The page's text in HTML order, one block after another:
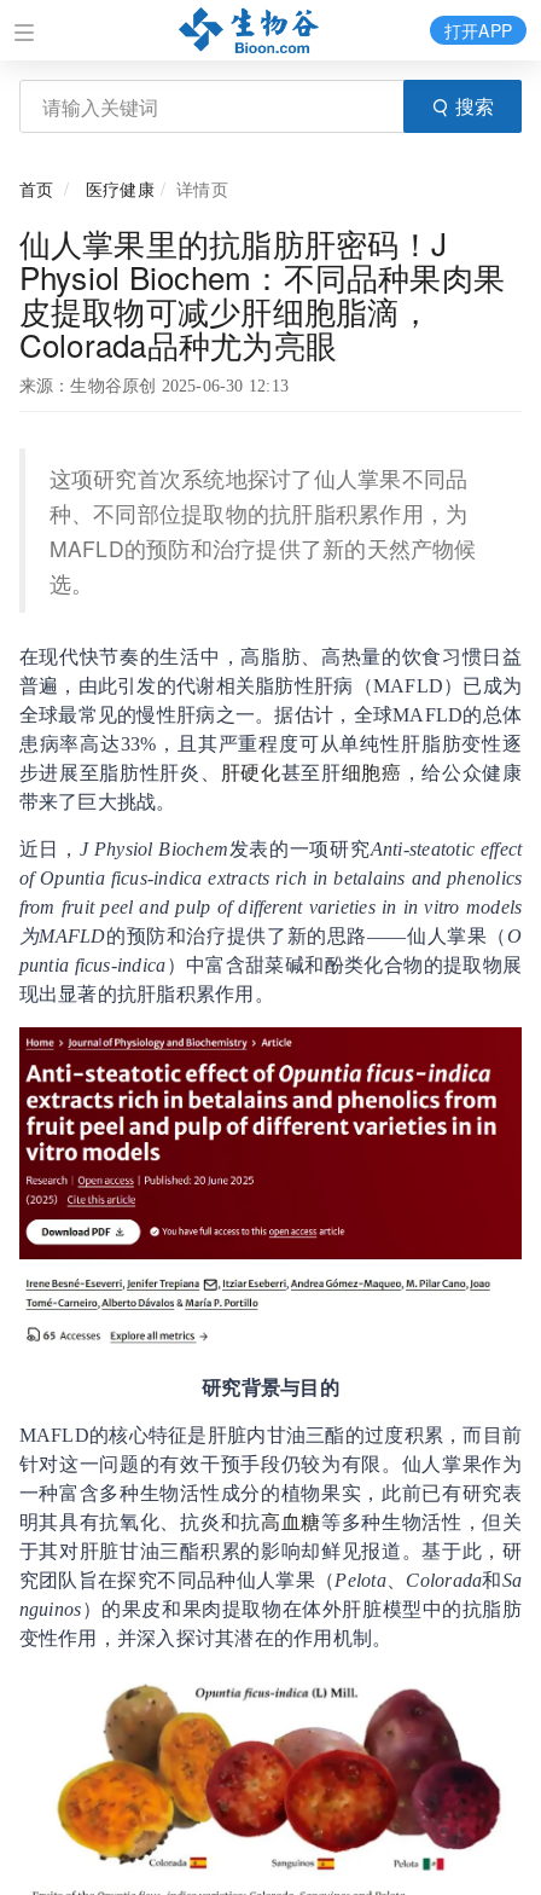
搜索
打开APP
首页 医疗健康 详情页
仙人掌果里的抗脂肪肝密码！J
Physiol Biochem：不同品种果肉果
皮提取物可减少肝细胞脂滴，
Colorada品种尤为亮眼
来源：生物谷原创 2025-06-30 12:13
这项研究首次系统地探讨了仙人掌果不同品
种、不同部位提取物的抗肝脂积累作用，为
MAFLD的预防和治疗提供了新的天然产物候
选。
在现代快节奏的生活中，高脂肪、高热量的饮食习惯日益
普遍，由此引发的代谢相关脂肪性肝病（MAFLD）已成为
全球最常见的慢性肝病之一。据估计，全球MAFLD的总体
患病率高达33%，且其严重程度可从单纯性肝脂肪变性逐
步进展至脂肪性肝炎、
肝硬化甚至肝细胞癌 ，给公众健康
带来了巨大挑战。
近日， J Physiol Biochem发表的一项研究Anti-steatotic effect
of Opuntia ficus-indica extracts rich in betalains and phenolics
from fruit peel and pulp of different varieties in in vitro models
为MAFLD的预防和治疗提供了新的思路——仙人掌果（O
puntia ficus-indica）中富含甜菜碱和酚类化合物的提取物展
现出显著的抗肝脂积累作用。
研究背景与目的
MAFLD的核心特征是肝脏内甘油三酯的过度积累，而目前
针对这一问题的有效干预手段仍较为有限。仙人掌果作为
一种富含多种生物活性成分的植物果实，此前已有研究表
明其具有抗氧化、抗炎和抗高血糖等多种生物活性，但关
于其对肝脏甘油三酯积累的影响却鲜见报道。基于此，研
究团队旨在探究不同品种仙人掌果（Pelota、 Colorada和Sa
nguinos）的果皮和果肉提取物在体外肝脏模型中的抗脂肪
变性作用，并深入探讨其潜在的作用机制。